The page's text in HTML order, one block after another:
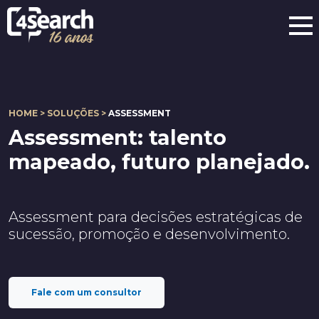
HOME > SOLUÇÕES > ASSESSMENT
Assessment: talento
mapeado, futuro planejado.
Assessment para decisões estratégicas de
sucessão, promoção e desenvolvimento.
Fale com um consultor